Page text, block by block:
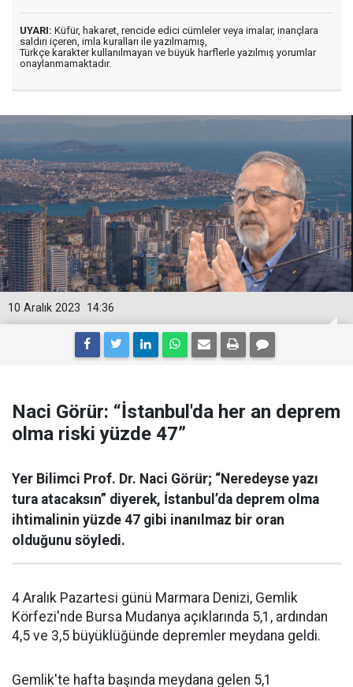
UYARI: Küfür, hakaret, rencide edici cümleler veya imalar, inançlara
saldırı içeren, imla kuralları ile yazılmamış,
Türkçe karakter kullanılmayan ve büyük harflerle yazılmış yorumlar
onaylanmamaktadır.
14:36
10 Aralık 2023
Naci Görür: “İstanbul'da her an deprem
olma riski yüzde 47”
Yer Bilimci Prof. Dr. Naci Görür; “Neredeyse yazı
tura atacaksın” diyerek, İstanbul’da deprem olma
ihtimalinin yüzde 47 gibi inanılmaz bir oran
olduğunu söyledi.
4 Aralık Pazartesi günü Marmara Denizi, Gemlik
Körfezi'nde Bursa Mudanya açıklarında 5,1, ardından
4,5 ve 3,5 büyüklüğünde depremler meydana geldi.
Gemlik'te hafta başında meydana gelen 5,1